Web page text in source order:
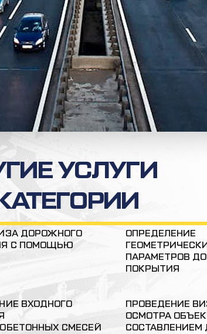
УСЛУГИ
ДОРОЖНОГО
С ПОМОЩЬЮ
ОПРЕДЕЛЕНИЕ
ПАРАМЕТРОВ
ПОКРЫТИЯ
ВХОДНОГО
СМЕСЕЙ
ПРОВЕДЕНИЕ
ОСМОТРА
СОСТАВЛЕНИЕМ